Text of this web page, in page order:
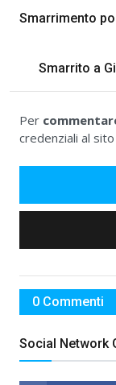
Smarrimento
Smarrito a
Per
credenziali al
0 Commenti
Social Network